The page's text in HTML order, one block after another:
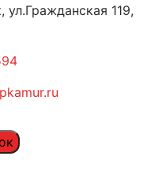
ул.Гражданская 119,